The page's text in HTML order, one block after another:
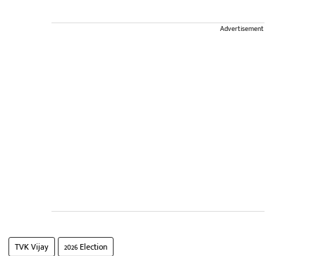
Advertisement
TVK Vijay 2026 Election